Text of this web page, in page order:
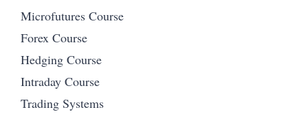
Microfutures Course
Forex Course
Hedging Course
Intraday Course
Trading Systems